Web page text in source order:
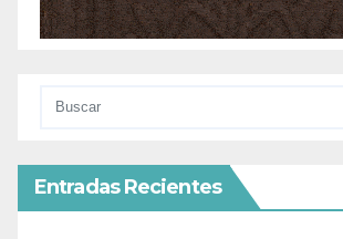
Entradas Recientes